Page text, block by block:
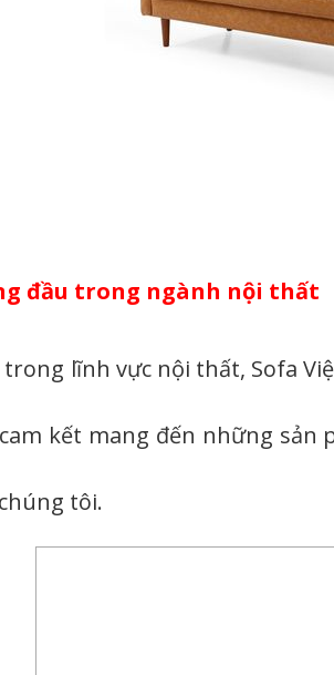
đầu trong ngành nội thất
lĩnh vực nội thất, Sofa
kết mang đến những
tôi.